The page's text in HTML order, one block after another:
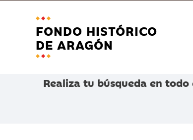
FONDO HISTÓRICO
DE ARAGÓN
Realiza tu búsqueda en todo